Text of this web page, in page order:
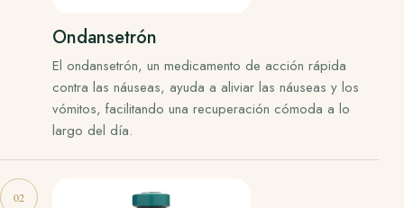
Ondansetrón
El ondansetrón, un medicamento de acción rápida
contra las náuseas, ayuda a aliviar las náuseas y los
vómitos, facilitando una recuperación cómoda a lo
largo del día.